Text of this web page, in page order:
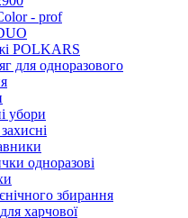
- prof
POLKARS
для одноразового
убори
одноразові
збирання
харчової